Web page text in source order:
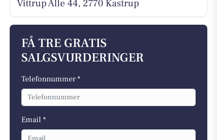
Vittrup Alle 44, 2770 Kastrup
FÅ TRE GRATIS
SALGSVURDERINGER
Telefonnummer *
Email *